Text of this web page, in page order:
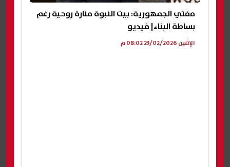
مفتي الجمهورية: بيت النبوة منارة روحية رغم
بساطة البناء| فيديو
الإثنين 23/02/2026 08:02 م